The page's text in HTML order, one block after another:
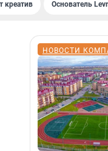
креатив Основатель
НОВОСТИ